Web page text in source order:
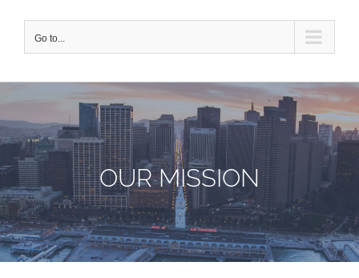
Go to...
OUR MISSION